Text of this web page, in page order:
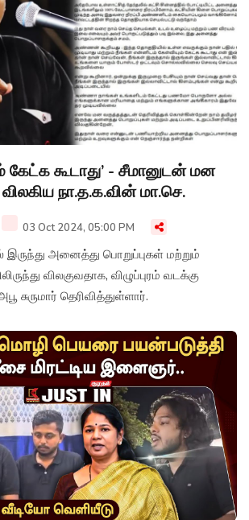
கேட்க கூடாது’ - சீமானுடன் மன
நா.த.க.வின் மா.செ.
03 Oct 2024, 05:00 PM
இருந்து அனைத்து பொறுப்புகள் மற்றும்
விலகுவதாக, விழுப்புரம் வடக்கு
சுருமார் தெரிவித்துள்ளார்.